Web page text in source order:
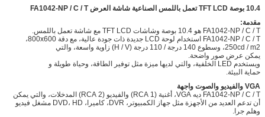
10.4 بوصة TFT LCD تعمل باللمس الصناعية شاشة العرض FA1042-NP / C / T
مقدمة:
FA1042-NP / C / T هو 10.4 بوصة وشاشات TFT LCD مع شاشة تعمل باللمس.
FA1042-NP / C / T استخدام لوحة LCD جديدة ذات جودة عالية، مع دقة 800x600،
250cd / m2، وسطوع 140 درجة / 110 درجة (H / V) زاوية واسعة، والتي
يمكن عرض صور واضحة.
ويستخدم LED الخلفية، والتي لديها ميزة مثل توفير الطاقة، وحياة طويلة و
حماية البيئة.
VGA والفيديو والصوت واجهة
FA1042-NP / C / T ديه VGA، أغنية (1 RCA) والفيديو (2 RCA) المدخلات، والتي يمكن
أن تدعم العديد من الأجهزة مثل جهاز الكمبيوتر، DVR، كاميرا، DVD، HD مشغل فيديو
وهلم جرا.